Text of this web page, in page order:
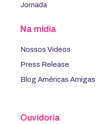
Jornada
Na mídia
Nossos Videos
Press Release
Blog Américas Amigas
Ouvidoria